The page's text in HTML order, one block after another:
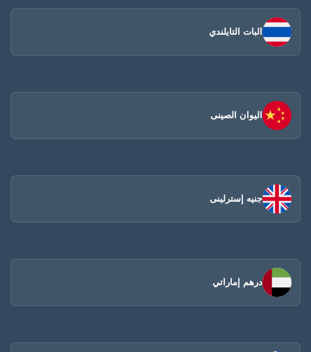
البات التايلندي
اليوان الصينى​
جنيه إسترلينى
درهم إماراتي